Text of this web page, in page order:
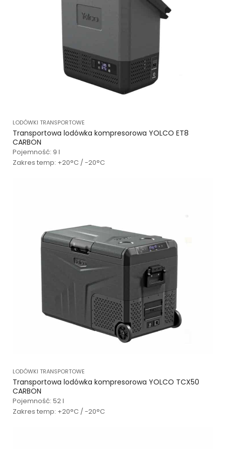
LODÓWKI TRANSPORTOWE
Transportowa lodówka kompresorowa YOLCO ET8
CARBON
Pojemność: 9 l
Zakres temp: +20°C / -20°C
LODÓWKI TRANSPORTOWE
Transportowa lodówka kompresorowa YOLCO TCX50
CARBON
Pojemność: 52 l
Zakres temp: +20°C / -20°C